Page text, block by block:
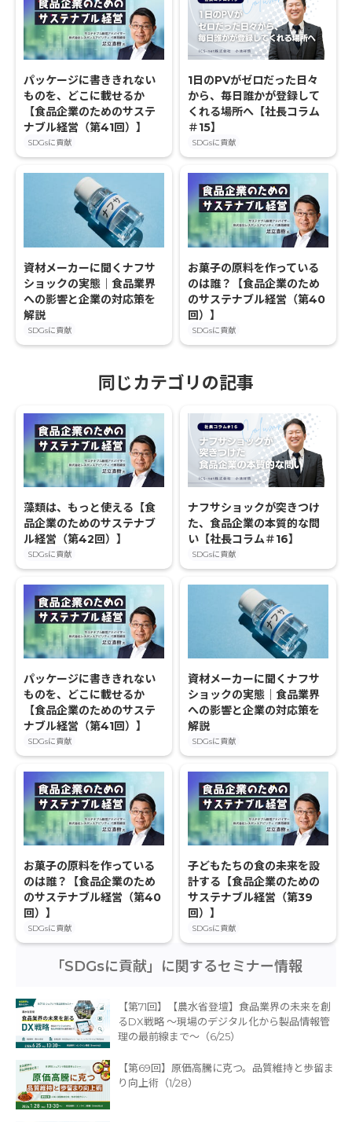
パッケージに書ききれない
ものを、どこに載せるか
【食品企業のためのサステ
ナブル経営（第41回）】
SDGsに貢献
1日のPVがゼロだった日々
から、毎日誰かが登録して
くれる場所へ【社長コラム
＃15】
SDGsに貢献
資材メーカーに聞くナフサ
ショックの実態｜食品業界
への影響と企業の対応策を
解説
SDGsに貢献
お菓子の原料を作っている
のは誰？【食品企業のため
のサステナブル経営（第40
回）】
SDGsに貢献
同じカテゴリの記事
藻類は、もっと使える【食
品企業のためのサステナブ
ル経営（第42回）】
SDGsに貢献
ナフサショックが突きつけ
た、食品企業の本質的な問
い【社長コラム＃16】
SDGsに貢献
パッケージに書ききれない
ものを、どこに載せるか
【食品企業のためのサステ
ナブル経営（第41回）】
SDGsに貢献
資材メーカーに聞くナフサ
ショックの実態｜食品業界
への影響と企業の対応策を
解説
SDGsに貢献
お菓子の原料を作っている
のは誰？【食品企業のため
のサステナブル経営（第40
回）】
SDGsに貢献
子どもたちの食の未来を設
計する【食品企業のための
サステナブル経営（第39
回）】
SDGsに貢献
「SDGsに貢献」に関するセミナー情報
【第71回】【農水省登壇】食品業界の未来を創
るDX戦略 〜現場のデジタル化から製品情報管
理の最前線まで〜（6/25）
【第69回】原価高騰に克つ。品質維持と歩留ま
り向上術（1/28）